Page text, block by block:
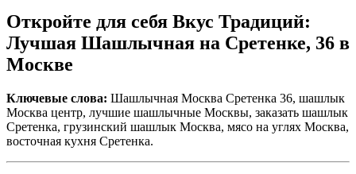
Откройте для себя Вкус Традиций:
Лучшая Шашлычная на Сретенке, 36 в
Москве
Ключевые слова: Шашлычная Москва Сретенка 36, шашлык
Москва центр, лучшие шашлычные Москвы, заказать шашлык
Сретенка, грузинский шашлык Москва, мясо на углях Москва,
восточная кухня Сретенка.